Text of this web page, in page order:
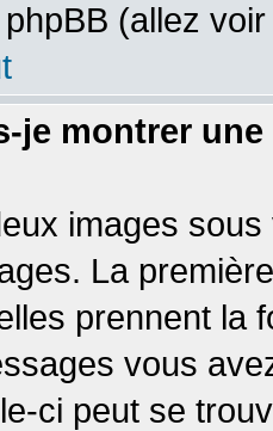
(allez
je montrer
images
La
prennent la
vous
ci peut se